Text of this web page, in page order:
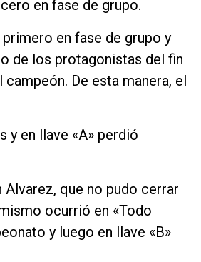
en fase de grupo.
en fase de grupo y
de los protagonistas del fin
De esta manera, el
y en llave «A» perdió
que no pudo cerrar
ocurrió en «Todo
y luego en llave «B»